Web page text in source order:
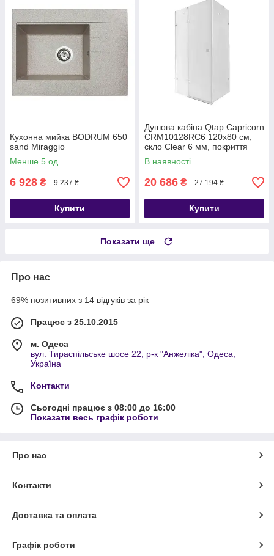
Кухонна мийка BODRUM 650
sand Miraggio
Менше 5 од.
6 928 ₴ 9 237 ₴
Купити
Душова кабіна Qtap Capricorn
CRM10128RC6 120x80 см,
скло Clear 6 мм, покриття
CalcLess без піддона
В наявності
20 686 ₴ 27 194 ₴
Купити
Показати ще
Про нас
69% позитивних з 14 відгуків за рік
Працює з 25.10.2015
м. Одеса
вул. Тираспільське шосе 22, р-к "Анжеліка", Одеса,
Україна
Контакти
Сьогодні працює з 08:00 до 16:00
Показати весь графік роботи
Про нас
Контакти
Доставка та оплата
Графік роботи